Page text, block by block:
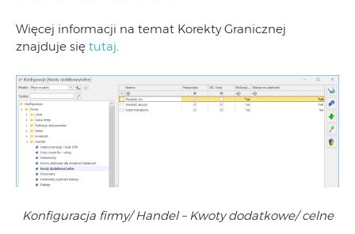
Więcej informacji na temat Korekty Granicznej
znajduje się tutaj
Konfiguracja firmy/ Handel – Kwoty dodatkowe/ celne